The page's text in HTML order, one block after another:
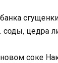
соды, цедра
соке